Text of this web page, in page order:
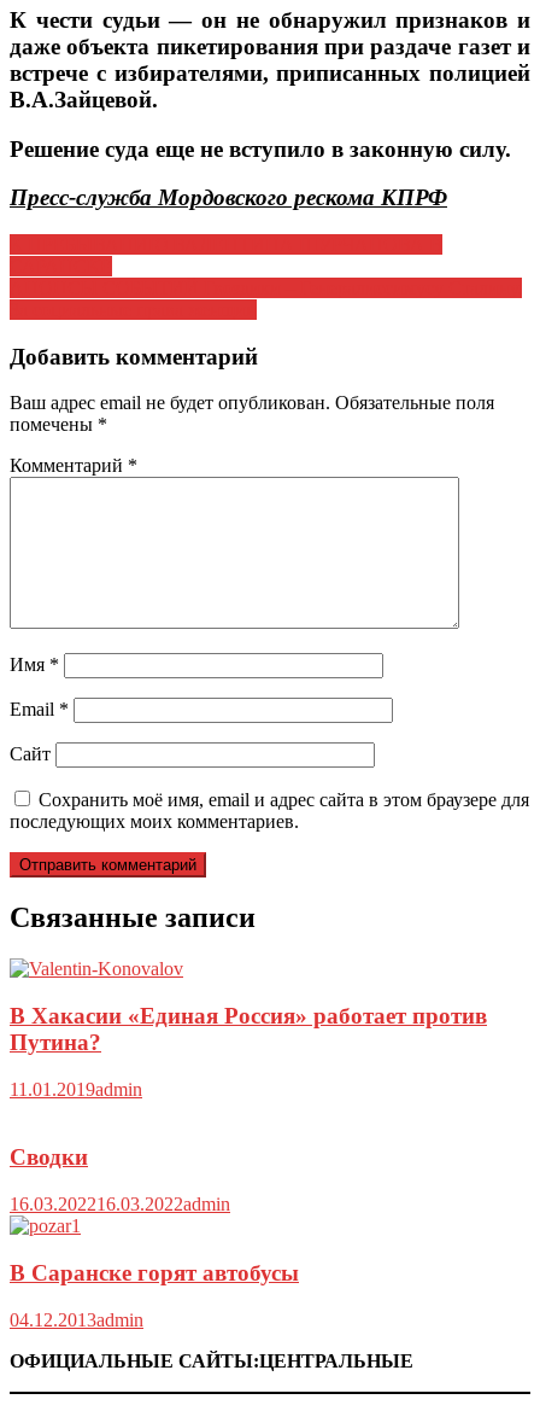
К чести судьи — он не обнаружил признаков и
даже объекта пикетирования при раздаче газет и
встрече с избирателями, приписанных полицией
В.А.Зайцевой.
Решение суда еще не вступило в законную силу.
Пресс-служба Мордовского рескома КПРФ
Навигация
по
записям
Добавить комментарий
Ваш адрес email не будет опубликован. Обязательные поля
помечены *
Комментарий *
Имя *
Email *
Сайт
Сохранить моё имя, email и адрес сайта в этом браузере для
последующих моих комментариев.
Связанные записи
В Хакасии «Единая Россия» работает против
Путина?
11.01.2019admin
Сводки
16.03.202216.03.2022admin
В Саранске горят автобусы
04.12.2013admin
ОФИЦИАЛЬНЫЕ САЙТЫ:ЦЕНТРАЛЬНЫЕ